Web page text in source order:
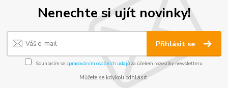
Nenechte si ujít novinky!
Přihlásit se
Souhlasím se zpracováním osobních údajůza účelem rozesílky newsletteru.
Můžete se kdykoli odhlásit.